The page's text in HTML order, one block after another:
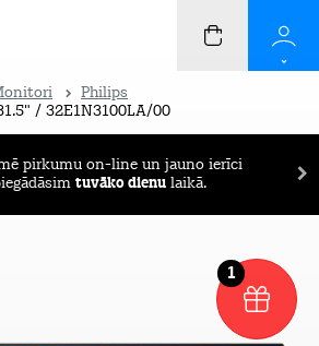
Philips
/ 32E1N3100LA/00
pirkumu on-line un jauno ierīci
tuvāko dienu laikā.
1